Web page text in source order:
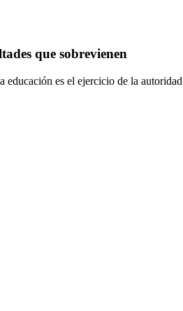
que sobrevienen
es el ejercicio de la